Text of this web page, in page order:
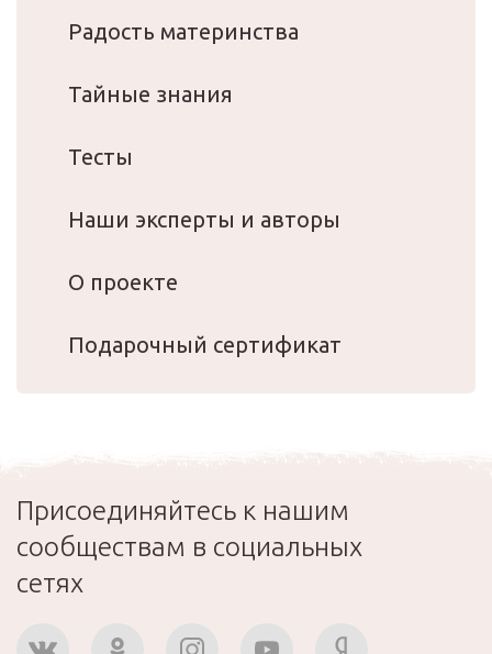
Радость материнства
Тайные знания
Тесты
Наши эксперты и авторы
О проекте
Подарочный сертификат
Присоединяйтесь к нашим
сообществам в социальных
сетях